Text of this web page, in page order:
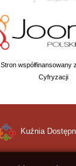
współfinansowany
Cyfryzacji
Kuźnia